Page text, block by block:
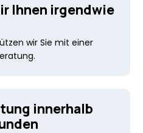
Ihnen irgendwie
wir Sie mit einer
innerhalb